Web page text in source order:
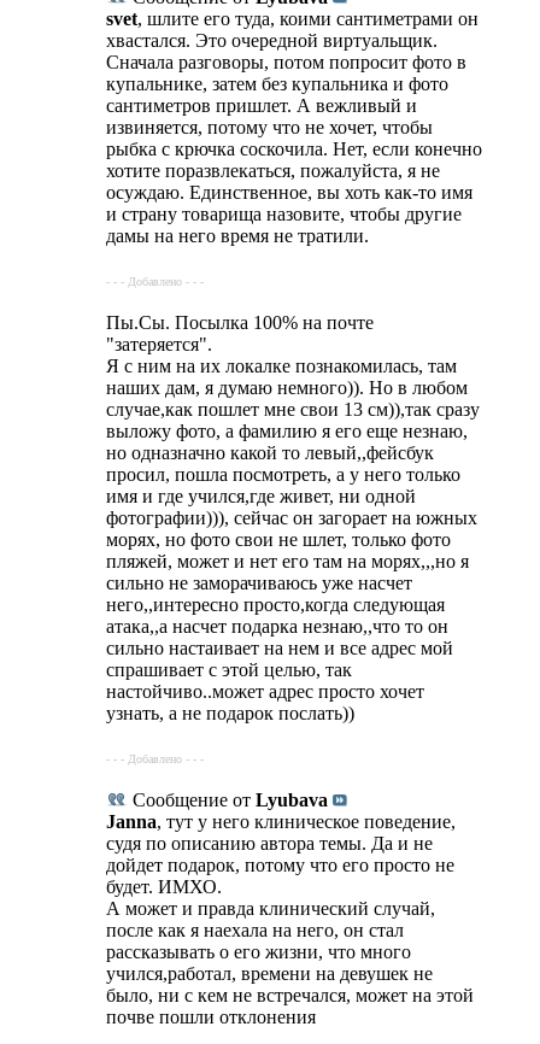
svet, шлите его туда, коими сантиметрами он
хвастался. Это очередной виртуальщик.
Сначала разговоры, потом попросит фото в
купальнике, затем без купальника и фото
сантиметров пришлет. А вежливый и
извиняется, потому что не хочет, чтобы
рыбка с крючка соскочила. Нет, если конечно
хотите поразвлекаться, пожалуйста, я не
осуждаю. Единственное, вы хоть как-то имя
и страну товарища назовите, чтобы другие
дамы на него время не тратили.
- - - Добавлено - - -
Пы.Сы. Посылка 100% на почте
"затеряется".
Я с ним на их локалке познакомилась, там
наших дам, я думаю немного)). Но в любом
случае,как пошлет мне свои 13 см)),так сразу
выложу фото, а фамилию я его еще незнаю,
но одназначно какой то левый,,фейсбук
просил, пошла посмотреть, а у него только
имя и где учился,где живет, ни одной
фотографии))), сейчас он загорает на южных
морях, но фото свои не шлет, только фото
пляжей, может и нет его там на морях,,,но я
сильно не заморачиваюсь уже насчет
него,,интересно просто,когда следующая
атака,,а насчет подарка незнаю,,что то он
сильно настаивает на нем и все адрес мой
спрашивает с этой целью, так
настойчиво..может адрес просто хочет
узнать, а не подарок послать))
- - - Добавлено - - -
Сообщение от Lyubava
Janna, тут у него клиническое поведение,
судя по описанию автора темы. Да и не
дойдет подарок, потому что его просто не
будет. ИМХО.
А может и правда клинический случай,
после как я наехала на него, он стал
рассказывать о его жизни, что много
учился,работал, времени на девушек не
было, ни с кем не встречался, может на этой
почве пошли отклонения